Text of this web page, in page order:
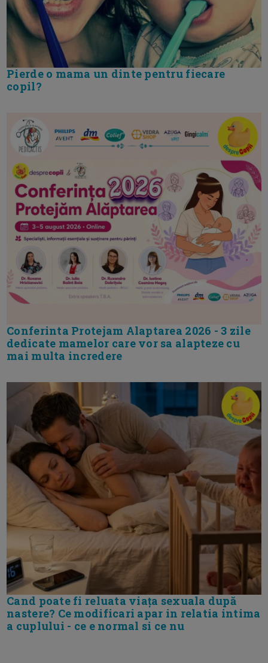
Pierde o mama un dinte pentru fiecare
copil?
Conferinta Protejam Alaptarea 2026 - 3 zile
dedicate mamelor care vor sa alapteze cu
mai multa incredere
Cand poate fi reluata viața sexuala după
nastere? Ce modificari apar in relatia intima
a cuplului - ce e normal si ce nu